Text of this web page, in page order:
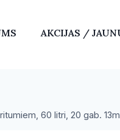
AKCIJAS /
60 litri, 20 gab.